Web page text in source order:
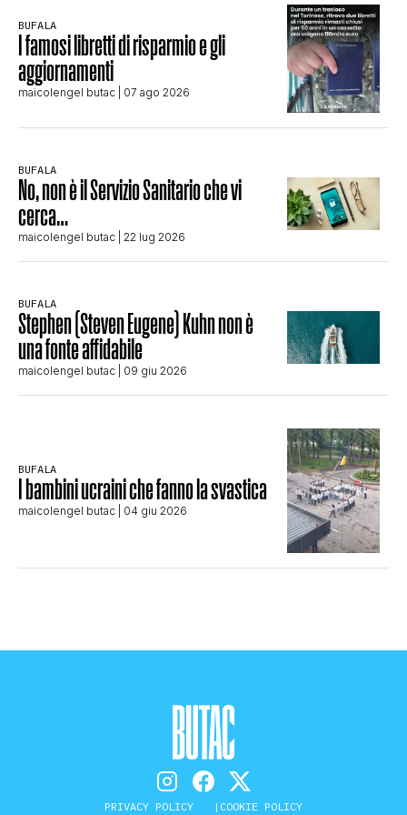
BUFALA
I famosi libretti di risparmio e gli
aggiornamenti
maicolengel butac | 07 ago 2026
BUFALA
No, non è il Servizio Sanitario che vi
cerca…
maicolengel butac | 22 lug 2026
BUFALA
Stephen (Steven Eugene) Kuhn non è
una fonte affidabile
maicolengel butac | 09 giu 2026
BUFALA
I bambini ucraini che fanno la svastica
maicolengel butac | 04 giu 2026
PRIVACY POLICY COOKIE POLICY